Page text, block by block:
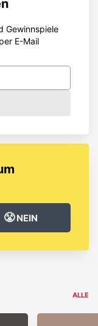
Gewinnspiele
E-Mail
😤NEIN
ALLE